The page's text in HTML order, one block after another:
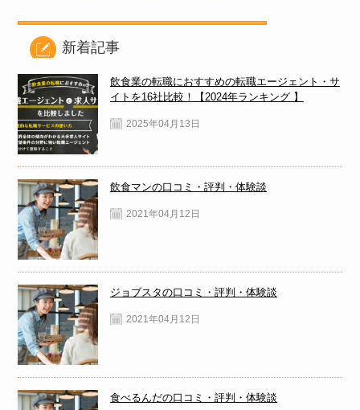
新着記事
飲食業の転職におすすめの転職エージェント・サ
イトを16社比較！【2024年ランキング 】
2025年04月13日
飲食マンの口コミ・評判・体験談
2021年04月12日
ジョブスタの口コミ・評判・体験談
2021年04月12日
食べるんだの口コミ・評判・体験談